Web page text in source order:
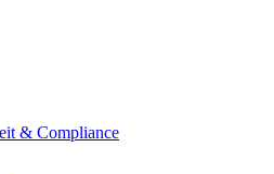
& Compliance